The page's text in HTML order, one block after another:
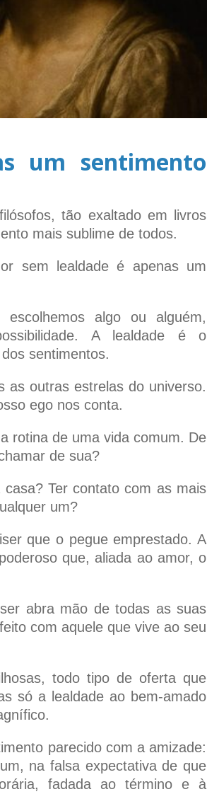
um sentimento
tão exaltado em livros
mais sublime de todos.
sem lealdade é apenas um
escolhemos algo ou alguém,
A lealdade é o
sentimentos.
as outras estrelas do universo.
ego nos conta.
rotina de uma vida comum. De
de sua?
Ter contato com as mais
um?
que o pegue emprestado. A
que, aliada ao amor, o
abra mão de todas as suas
com aquele que vive ao seu
todo tipo de oferta que
só a lealdade ao bem-amado
parecido com a amizade:
na falsa expectativa de que
fadada ao término e à